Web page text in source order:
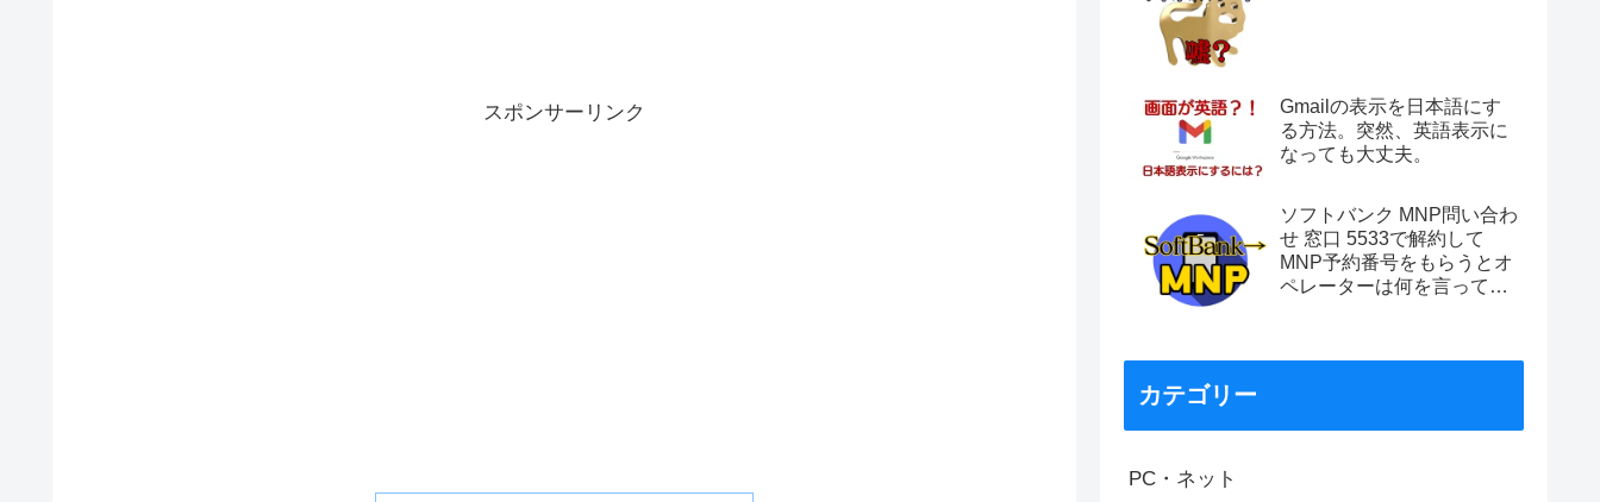
スポンサーリンク
Gmailの表示を日本語にす
る方法。突然、英語表示に
なっても大丈夫。
ソフトバンク MNP問い合わ
せ 窓口 5533で解約して
MNP予約番号をもらうとオ
ペレーターは何を言ってく
カテゴリー
PC・ネット